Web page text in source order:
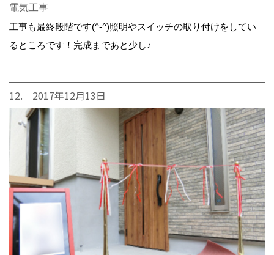
電気工事
工事も最終段階です(^-^)照明やスイッチの取り付けをしてい
るところです！完成まであと少し♪
12. 2017年12月13日